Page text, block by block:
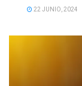
22 JUNIO, 2024